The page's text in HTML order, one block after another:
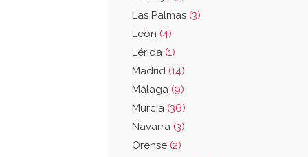
Las Palmas (3)
León (4)
Lérida (1)
Madrid (14)
Málaga (9)
Murcia (36)
Navarra (3)
Orense (2)